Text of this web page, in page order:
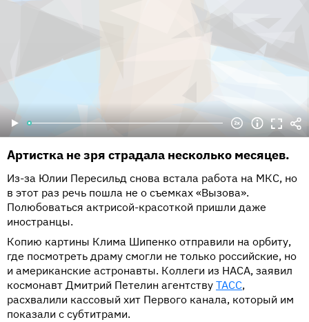
Артистка не зря страдала несколько месяцев.
Из-за Юлии Пересильд снова встала работа на МКС, но
в этот раз речь пошла не о съемках «Вызова».
Полюбоваться актрисой-красоткой пришли даже
иностранцы.
Копию картины Клима Шипенко отправили на орбиту,
где посмотреть драму смогли не только российские, но
и американские астронавты. Коллеги из НАСА, заявил
космонавт Дмитрий Петелин агентству ТАСС,
расхвалили кассовый хит Первого канала, который им
показали с субтитрами.